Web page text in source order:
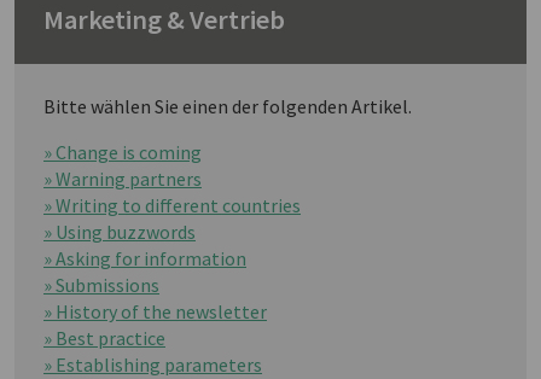
Marketing & Vertrieb
Bitte wählen Sie einen der folgenden Artikel.
» Change is coming
» Warning partners
» Writing to different countries
» Using buzzwords
» Asking for information
» Submissions
» History of the newsletter
» Best practice
» Establishing parameters